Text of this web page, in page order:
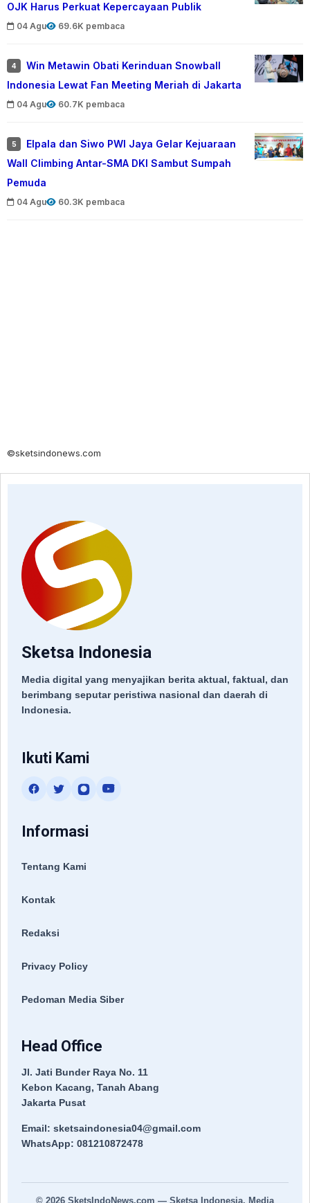
OJK Harus Perkuat Kepercayaan Publik
04 Agu 69.6K pembaca
4
Win Metawin Obati Kerinduan Snowball
Indonesia Lewat Fan Meeting Meriah di Jakarta
04 Agu 60.7K pembaca
5
Elpala dan Siwo PWI Jaya Gelar Kejuaraan
Wall Climbing Antar-SMA DKI Sambut Sumpah
Pemuda
04 Agu 60.3K pembaca
©sketsindonews.com
Sketsa Indonesia
Media digital yang menyajikan berita aktual, faktual, dan
berimbang seputar peristiwa nasional dan daerah di
Indonesia.
Ikuti Kami
Informasi
Tentang Kami
Kontak
Redaksi
Privacy Policy
Pedoman Media Siber
Head Office
Jl. Jati Bunder Raya No. 11
Kebon Kacang, Tanah Abang
Jakarta Pusat
Email: sketsaindonesia04@gmail.com
WhatsApp: 081210872478
© 2026 SketsIndoNews.com — Sketsa Indonesia. Media